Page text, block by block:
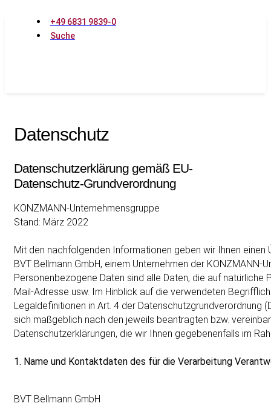
+49 6831 9839-0
Suche
Leistungsspektrum
Referenzen
Datenschutz
Datenschutzerklärung gemäß EU-
Datenschutz-Grundverordnung
KONZMANN-Unternehmensgruppe
Stand: März 2022
Mit den nachfolgenden Informationen geben wir Ihnen
BVT Bellmann GmbH, einem Unternehmen der
Personenbezogene Daten sind alle Daten, die auf
Mail-Adresse usw. Im Hinblick auf die verwendeten
Legaldefinitionen in Art. 4 der Datenschutzgrundverordnung
sich maßgeblich nach den jeweils beantragten bzw.
Datenschutzerklärungen, die wir Ihnen gegebenenfalls im
1. Name und Kontaktdaten des für die Verarbeitung
BVT Bellmann GmbH